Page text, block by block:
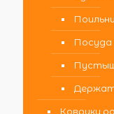
Посуда
Коврики